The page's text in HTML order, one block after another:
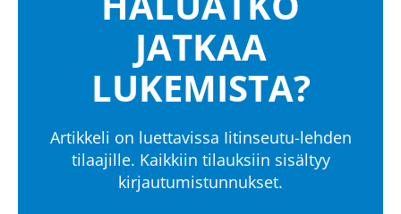
JATKAA
LUKEMISTA?
Artikkeli on luettavissa Iitinseutu-lehden
tilaajille. Kaikkiin tilauksiin sisältyy
kirjautumistunnukset.